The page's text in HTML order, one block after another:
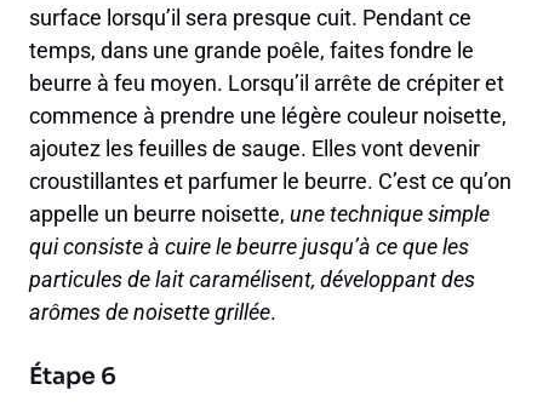
surface lorsqu’il sera presque cuit. Pendant ce
temps, dans une grande poêle, faites fondre le
beurre à feu moyen. Lorsqu’il arrête de crépiter et
commence à prendre une légère couleur noisette,
ajoutez les feuilles de sauge. Elles vont devenir
croustillantes et parfumer le beurre. C’est ce qu’on
appelle un beurre noisette, une technique simple
qui consiste à cuire le beurre jusqu’à ce que les
particules de lait caramélisent, développant des
arômes de noisette grillée.
Étape 6